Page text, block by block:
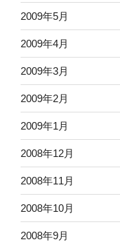
2009年5月
2009年4月
2009年3月
2009年2月
2009年1月
2008年12月
2008年11月
2008年10月
2008年9月